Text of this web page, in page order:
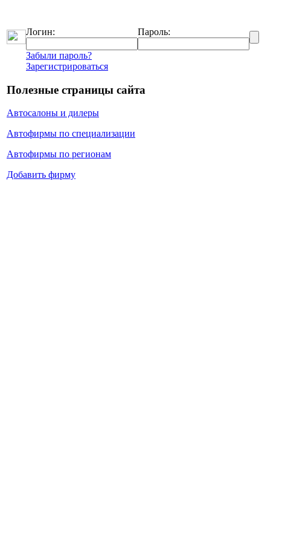
Логин: Пароль:
Забыли пароль?
Зарегистрироваться
Полезные страницы сайта
Автосалоны и дилеры
Автофирмы по специализации
Автофирмы по регионам
Добавить фирму